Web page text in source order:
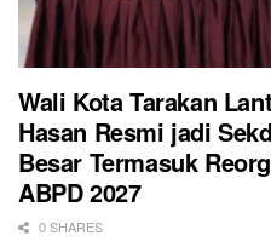
Wali Kota Tarakan
Hasan Resmi jadi
Besar Termasuk
ABPD 2027
0 SHARES